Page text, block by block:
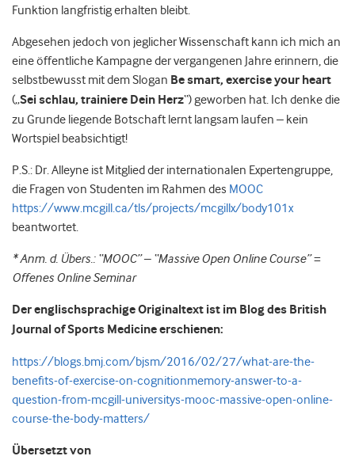
Funktion langfristig erhalten bleibt.
Abgesehen jedoch von jeglicher Wissenschaft kann ich mich an
eine öffentliche Kampagne der vergangenen Jahre erinnern, die
selbstbewusst mit dem Slogan Be smart, exercise your heart
(„Sei schlau, trainiere Dein Herz“) geworben hat. Ich denke die
zu Grunde liegende Botschaft lernt langsam laufen – kein
Wortspiel beabsichtigt!
P.S.: Dr. Alleyne ist Mitglied der internationalen Expertengruppe,
die Fragen von Studenten im Rahmen des MOOC
https://www.mcgill.ca/tls/projects/mcgillx/body101x
beantwortet.
* Anm. d. Übers.: “MOOC” – “Massive Open Online Course” =
Offenes Online Seminar
Der englischsprachige Originaltext ist im Blog des British
Journal of Sports Medicine erschienen:
https://blogs.bmj.com/bjsm/2016/02/27/what-are-the-
benefits-of-exercise-on-cognitionmemory-answer-to-a-
question-from-mcgill-universitys-mooc-massive-open-online-
course-the-body-matters/
Übersetzt von